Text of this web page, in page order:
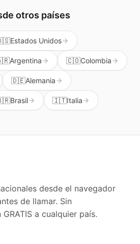
otros países
Estados Unidos
Argentina 🇨🇴Colombia
🇩🇪Alemania
Brasil 🇮🇹Italia
desde el navegador
de llamar. Sin
GRATIS a cualquier país.